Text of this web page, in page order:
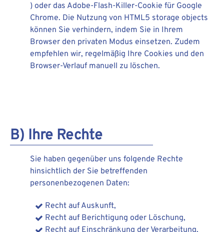
) oder das Adobe-Flash-Killer-Cookie für Google
Chrome. Die Nutzung von HTML5 storage objects
können Sie verhindern, indem Sie in Ihrem
Browser den privaten Modus einsetzen. Zudem
empfehlen wir, regelmäßig Ihre Cookies und den
Browser-Verlauf manuell zu löschen.
B) Ihre Rechte
Sie haben gegenüber uns folgende Rechte
hinsichtlich der Sie betreffenden
personenbezogenen Daten:
Recht auf Auskunft,
Recht auf Berichtigung oder Löschung,